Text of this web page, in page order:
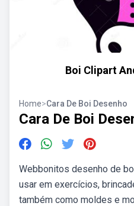
Boi Clipart
Home>Cara De Boi Desenho
Cara De Boi
Webbonitos desenho de
usar em exercícios,
também como moldes e